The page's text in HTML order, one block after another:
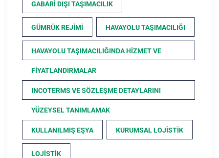
GABARI DIŞI TAŞIMACILIK
GÜMRÜK REJIMI HAVAYOLU TAŞIMACILIĞI
HAVAYOLU TAŞIMACILIĞINDA HIZMET VE
FIYATLANDIRMALAR
INCOTERMS VE SÖZLEŞME DETAYLARINI
YÜZEYSEL TANIMLAMAK
KULLANILMIŞ EŞYA KURUMSAL LOJISTIK
LOJISTIK